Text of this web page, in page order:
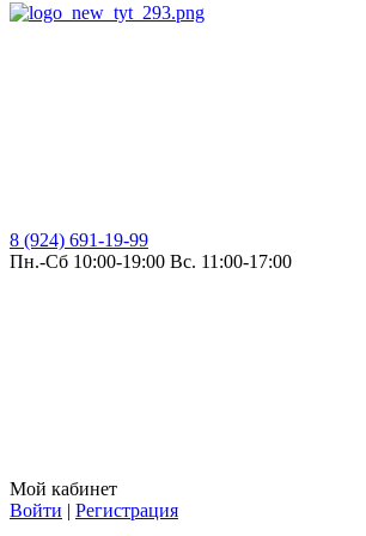
8 (924) 691-19-99
Пн.-Сб 10:00-19:00 Вс. 11:00-17:00
Мой кабинет
Войти | Регистрация